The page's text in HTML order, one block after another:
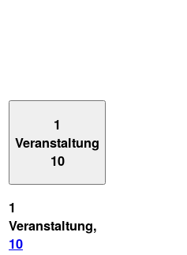
1
Veranstaltung
10
1
Veranstaltung,
10